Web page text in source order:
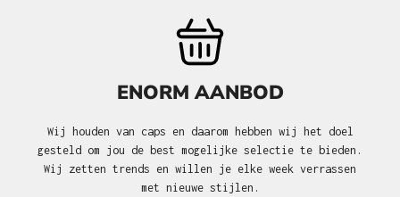
ENORM AANBOD
Wij houden van caps en daarom hebben wij het doel
gesteld om jou de best mogelijke selectie te bieden.
Wij zetten trends en willen je elke week verrassen
met nieuwe stijlen.